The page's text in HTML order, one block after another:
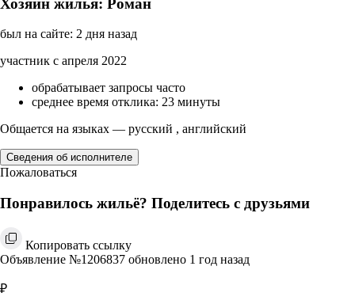
был на сайте: 2 дня назад
участник с апреля 2022
обрабатывает запросы часто
среднее время отклика: 23 минуты
Общается на языках — русский , английский
Сведения об исполнителе
Пожаловаться
Понравилось жильё? Поделитесь с друзьями
Копировать ссылку
Объявление №1206837 обновлено 1 год назад
₽